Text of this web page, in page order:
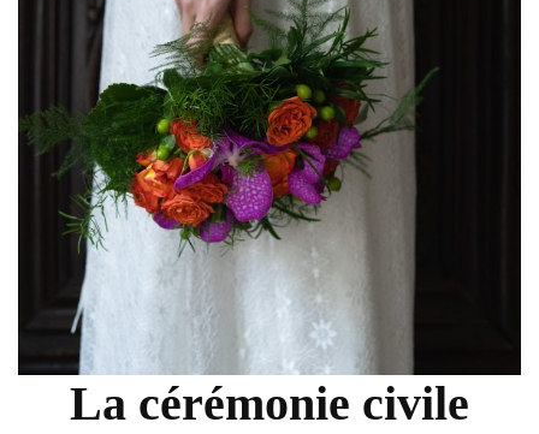
La cérémonie civile